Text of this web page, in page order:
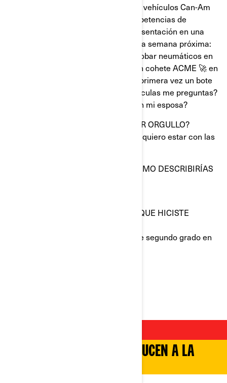
California. Probé carros en Vermont, vehículos Can-Am
en Maryland, vi a mi hija en las competencias de
porristas en Washington y di una presentación en una
reunión ciudadana en Suddlerville. La semana próxima:
más pruebas de autos en Seattle, probar neumáticos en
Willow Springs, seré disparado en un cohete ACME 🚀 en
el lago Perris. Y podré conducir por primera vez un bote
de carreras de 180 mph. ¿Metas ridículas me preguntas?
¿Qué tal un día frente al televisor con mi esposa?
¿CUÁL ES TU MOMENTO DE MAYOR ORGULLO?
Lo estoy viviendo. Estoy justo donde quiero estar con las
¿USANDO SOLO UNA PALABRA, CÓMO DESCRIBIRÍAS
¿QUÉ ES LA COSA MÁS EXTRAÑA QUE HICISTE
Salté por encima de toda mi clase de segundo grado en
TODOS LOS CAMINOS CONDUCEN A LA